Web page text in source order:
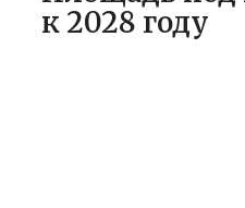
к 2028 году